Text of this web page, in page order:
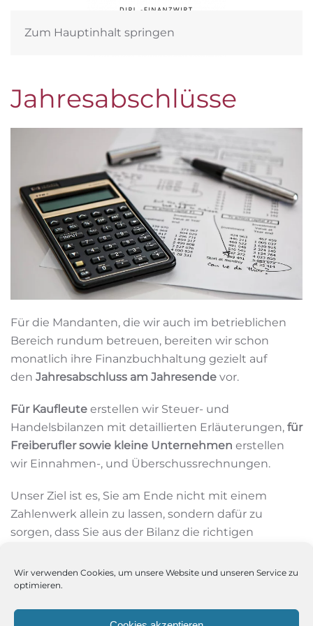
Wir verwenden Cookies, um unsere Website und unseren Service zu
optimieren.
Zum Hauptinhalt springen
Jahresabschlüsse
Für die Mandanten, die wir auch im betrieblichen
Bereich rundum betreuen, bereiten wir schon
monatlich ihre Finanzbuchhaltung gezielt auf
den Jahresabschluss am Jahresende vor.
Für Kaufleute erstellen wir Steuer- und
Handelsbilanzen mit detaillierten Erläuterungen, für
Freiberufler sowie kleine Unternehmen erstellen
wir Einnahmen-, und Überschussrechnungen.
Unser Ziel ist es, Sie am Ende nicht mit einem
Zahlenwerk allein zu lassen, sondern dafür zu
sorgen, dass Sie aus der Bilanz die richtigen